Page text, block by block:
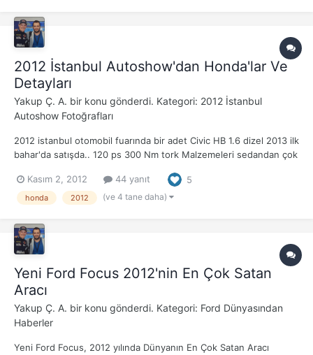
2012 İstanbul Autoshow'dan Honda'lar Ve
Detayları
Yakup Ç. A. bir konu gönderdi. Kategori: 2012 İstanbul
Autoshow Fotoğrafları
2012 istanbul otomobil fuarında bir adet Civic HB 1.6 dizel 2013 ilk
bahar'da satışda.. 120 ps 300 Nm tork Malzemeleri sedandan çok
Fotoğraflar;
Kasım 2, 2012 44 yanıt 5
honda 2012 (ve 4 tane daha)
Yeni Ford Focus 2012'nin En Çok Satan
Aracı
Yakup Ç. A. bir konu gönderdi. Kategori: Ford Dünyasından
Haberler
Yeni Ford Focus, 2012 yılında Dünyanın En Çok Satan Aracı